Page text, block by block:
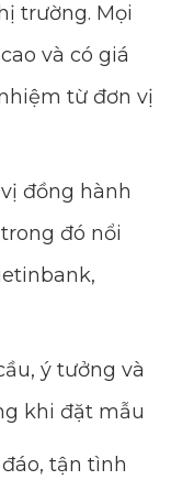
trường. Mọi
và có giá
từ đơn vị
đồng hành
đó nổi
ý tưởng và
khi đặt mẫu
tận tình